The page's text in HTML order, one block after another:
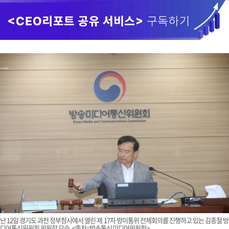
12일 경기도 과천 정부청사에서 열린 제 17차 방미통위 전체회의를 진행하고 있는 김종철